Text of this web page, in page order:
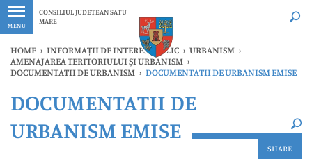
MENU
CONSILIUL JUDEȚEAN SATU
MARE
Ultimele
HOME › INFORMAȚII DE INTERES PUBLIC › URBANISM ›
AMENAJAREA TERITORIULUI ȘI URBANISM ›
DOCUMENTATII DE URBANISM › DOCUMENTATII DE URBANISM EMISE
Ultimele Oricând
DOCUMENTATII DE
URBANISM EMISE
SHARE